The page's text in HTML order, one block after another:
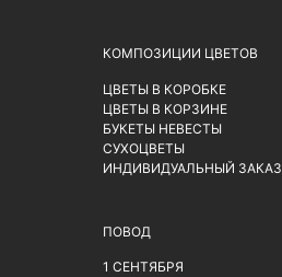
КОМПОЗИЦИИ ЦВЕТОВ
ЦВЕТЫ В КОРОБКЕ
ЦВЕТЫ В КОРЗИНЕ
БУКЕТЫ НЕВЕСТЫ
СУХОЦВЕТЫ
ИНДИВИДУАЛЬНЫЙ ЗАКАЗ
ПОВОД
1 СЕНТЯБРЯ